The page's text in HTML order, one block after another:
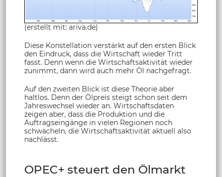
(erstellt mit: ariva.de)
Diese Konstellation verstärkt auf den ersten Blick
den Eindruck, dass die Wirtschaft wieder Tritt
fasst. Denn wenn die Wirtschaftsaktivität wieder
zunimmt, dann wird auch mehr Öl nachgefragt.
Auf den zweiten Blick ist diese Theorie aber
haltlos. Denn der Ölpreis steigt schon seit dem
Jahreswechsel wieder an. Wirtschaftsdaten
zeigen aber, dass die Produktion und die
Auftragseingänge in vielen Regionen noch
schwächeln, die Wirtschaftsaktivität aktuell also
nachlässt.
OPEC+ steuert den Ölmarkt